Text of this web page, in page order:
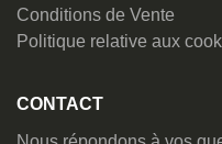
Conditions de Vente
Politique relative aux
CONTACT